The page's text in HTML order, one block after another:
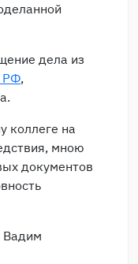
дела из
РФ,
коллеге на
мною
документов
Вадим